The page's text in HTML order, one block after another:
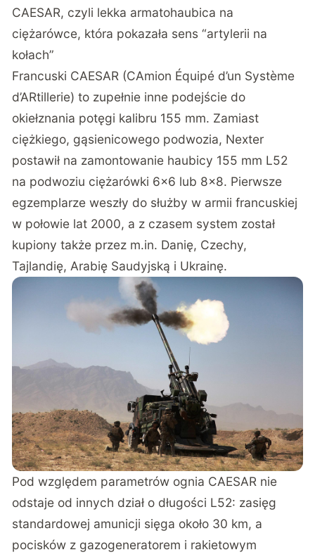
CAESAR, czyli lekka armatohaubica na
ciężarówce, która pokazała sens “artylerii na
kołach”
Francuski CAESAR (CAmion Équipé d’un Système
d’ARtillerie) to zupełnie inne podejście do
okiełznania potęgi kalibru 155 mm. Zamiast
ciężkiego, gąsienicowego podwozia, Nexter
postawił na zamontowanie haubicy 155 mm L52
na podwoziu ciężarówki 6×6 lub 8×8. Pierwsze
egzemplarze weszły do służby w armii francuskiej
w połowie lat 2000, a z czasem system został
kupiony także przez m.in. Danię, Czechy,
Tajlandię, Arabię Saudyjską i Ukrainę.
Pod względem parametrów ognia CAESAR nie
odstaje od innych dział o długości L52: zasięg
standardowej amunicji sięga około 30 km, a
pocisków z gazogeneratorem i rakietowym